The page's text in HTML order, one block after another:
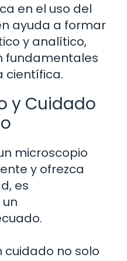
en el uso del
ayuda a formar
y analítico,
fundamentales
científica.
y Cuidado
microscopio
y ofrezca
es
cuidado no solo